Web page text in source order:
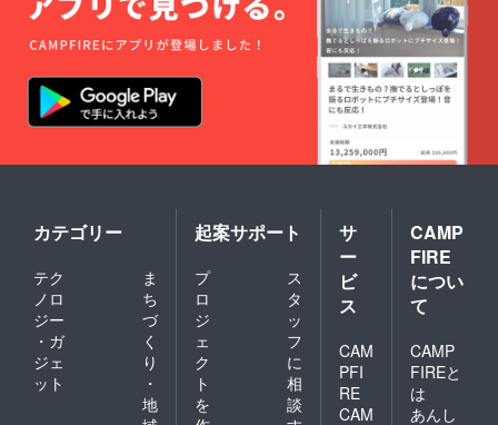
カテゴリー
テク
ノロ
ジー
・ガ
ジェ
ット
ま
ち
づ
く
り
・
地
起案サポート
プ
ロ
ジ
ェ
ク
ト
を
ス
タ
ッ
フ
に
相
談
サ
ー
ビ
ス
CAM
PFI
RE
CAM
CAMP
FIRE
につい
て
CAMP
FIREと
は
あんし